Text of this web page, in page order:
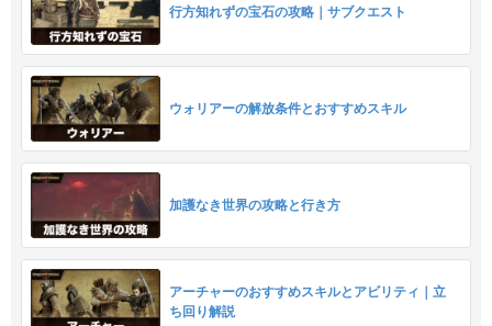
行方知れずの宝石の攻略｜サブクエスト
ウォリアーの解放条件とおすすめスキル
加護なき世界の攻略と行き方
アーチャーのおすすめスキルとアビリティ｜立
ち回り解説